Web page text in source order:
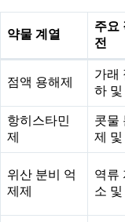
약물 계열
주요
전
점액 용해제
가래
하 및
항히스타민
제
콧물
제 및
위산 분비 억
제제
역류
소